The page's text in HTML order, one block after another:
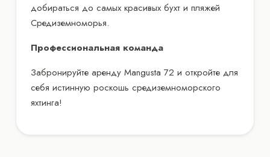
добираться до самых красивых бухт и пляжей
Средиземноморья.
Профессиональная команда
Забронируйте аренду Mangusta 72 и откройте для
себя истинную роскошь средиземноморского
яхтинга!